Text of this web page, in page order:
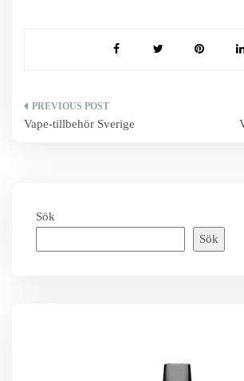
Inläggsnavigering
Vape-tillbehör Sverige
Sök
Sök